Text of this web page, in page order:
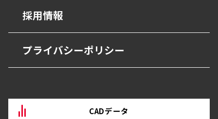
グレーチング・側溝
抗菌・抗ウイルス技術
BEP・ステンレス仕上げ
宿泊・観光施設
商業・オフィス施設
物流・産業施設
会社概要
営業所
沿革
採用情報
プライバシーポリシー
CADデータ